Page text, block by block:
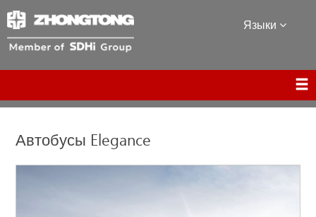
Языки
Автобусы Elegance